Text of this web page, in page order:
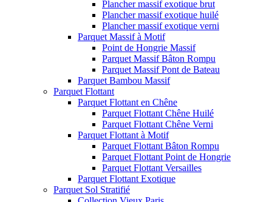
Plancher massif exotique brut
Plancher massif exotique huilé
Plancher massif exotique verni
Parquet Massif à Motif
Point de Hongrie Massif
Parquet Massif Bâton Rompu
Parquet Massif Pont de Bateau
Parquet Bambou Massif
Parquet Flottant
Parquet Flottant en Chêne
Parquet Flottant Chêne Huilé
Parquet Flottant Chêne Verni
Parquet Flottant à Motif
Parquet Flottant Bâton Rompu
Parquet Flottant Point de Hongrie
Parquet Flottant Versailles
Parquet Flottant Exotique
Parquet Sol Stratifié